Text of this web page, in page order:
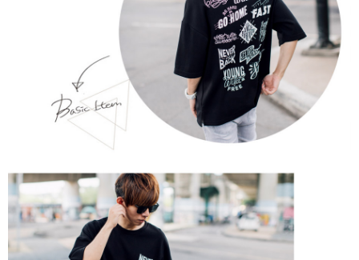
５．嚴禁一人註冊多個帳號或使用他人資訊註冊。若發現惡意使用之情形，
恩沛科技股份有限公司將有權停止該用戶之使用額度並採取法律行動。